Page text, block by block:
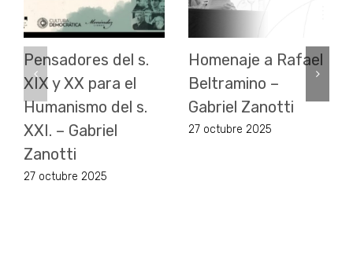
Pensadores del s.
XIX y XX para el
Humanismo del s.
XXI. – Gabriel
Zanotti
27 octubre 2025
Homenaje a Rafael
Beltramino –
Gabriel Zanotti
27 octubre 2025